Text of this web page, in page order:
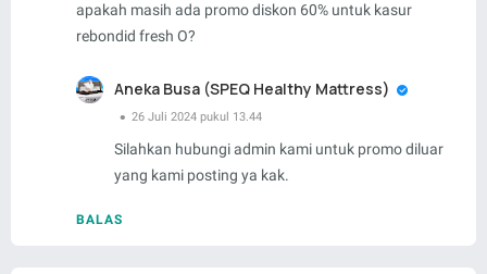
apakah masih ada promo diskon 60% untuk kasur
rebondid fresh O?
BALAS
Aneka Busa (SPEQ Healthy Mattress)
26 Juli 2024 pukul 13.44
Silahkan hubungi admin kami untuk promo diluar
yang kami posting ya kak.